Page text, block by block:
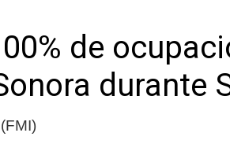
de
durante